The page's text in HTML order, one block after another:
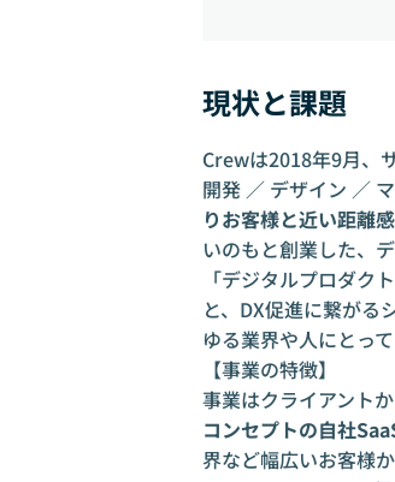
現状と課題
Crewは2018年9月、
開発 ／ デザイン ／
りお客様と近い距離
いのもと創業した、
「デジタルプロダク
と、DX促進に繋がる
ゆる業界や人にとっ
【事業の特徴】
事業はクライアント
コンセプトの自社
界など幅広いお客様